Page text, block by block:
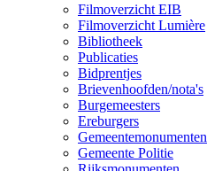
Filmoverzicht EIB
Filmoverzicht Lumière
Bibliotheek
Publicaties
Bidprentjes
Brievenhoofden/nota's
Burgemeesters
Ereburgers
Gemeentemonumenten
Gemeente Politie